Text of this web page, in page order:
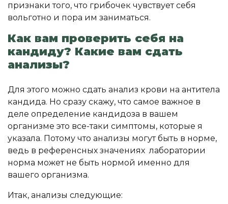
признаки того, что грибочек чувствует себя
вольготно и пора им заниматься.
Как вам проверить себя на
кандиду? Какие вам сдать
анализы?
Для этого можно сдать анализ крови на антитела
кандида. Но сразу скажу, что самое важное в
деле определение кандидоза в вашем
организме это все-таки симптомы, которые я
указала. Потому что анализы могут быть в норме,
ведь в референсных значениях лаборатории
норма может не быть нормой именно для
вашего организма.
Итак, анализы следующие: